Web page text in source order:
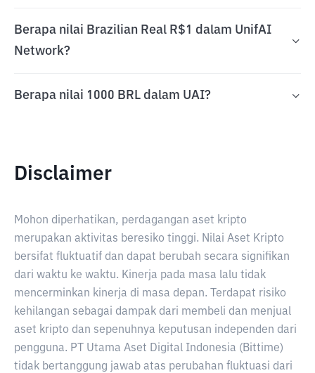
Berapa nilai Brazilian Real R$1 dalam UnifAI
Network?
Berapa nilai 1000 BRL dalam UAI?
Disclaimer
Mohon diperhatikan, perdagangan aset kripto
merupakan aktivitas beresiko tinggi. Nilai Aset Kripto
bersifat fluktuatif dan dapat berubah secara signifikan
dari waktu ke waktu. Kinerja pada masa lalu tidak
mencerminkan kinerja di masa depan. Terdapat risiko
kehilangan sebagai dampak dari membeli dan menjual
aset kripto dan sepenuhnya keputusan independen dari
pengguna. PT Utama Aset Digital Indonesia (Bittime)
tidak bertanggung jawab atas perubahan fluktuasi dari